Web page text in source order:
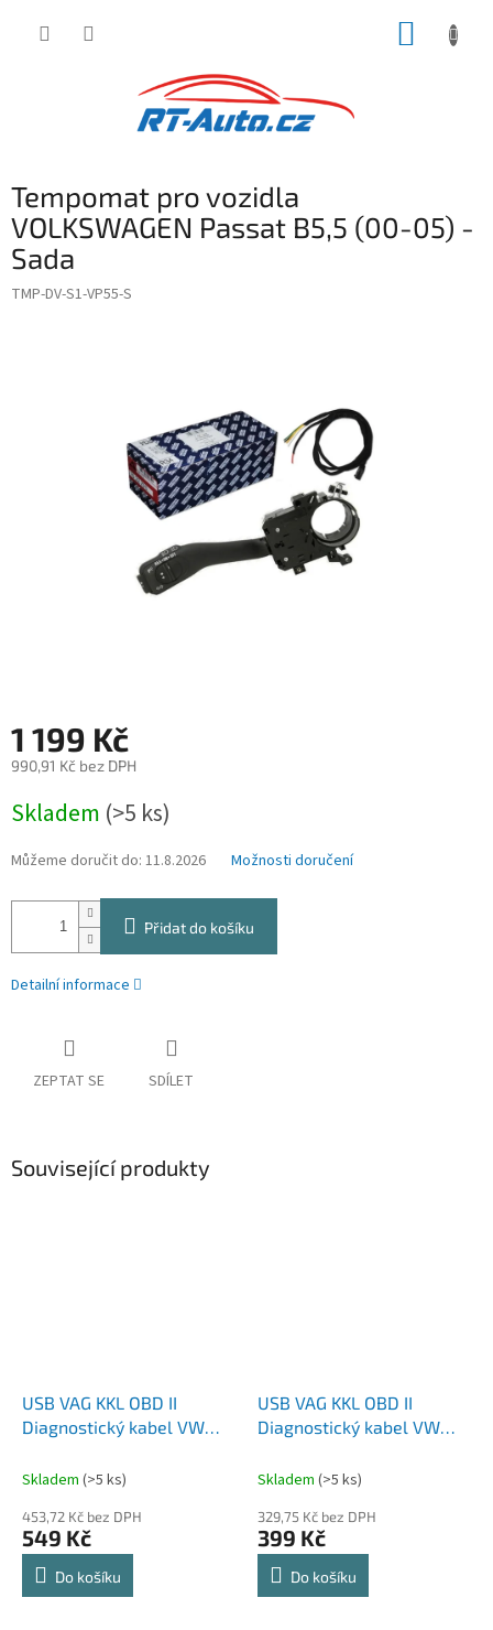
Tempomat pro vozidla
VOLKSWAGEN Passat B5,5 (00-05) -
Sada
TMP-DV-S1-VP55-S
1 199 Kč
990,91 Kč bez DPH
cena:
Skladem (>5 ks)
Můžeme doručit do: 11.8.2026 Možnosti doručení
Přidat do košíku
Detailní informace
ZEPTAT SE SDÍLET
Související produkty
USB VAG KKL OBD II
Diagnostický kabel VW
Skladem (>5 ks)
453,72 Kč bez DPH
549 Kč
Do košíku
USB VAG KKL OBD II
Diagnostický kabel VW
Skladem (>5 ks)
329,75 Kč bez DPH
399 Kč
Do košíku